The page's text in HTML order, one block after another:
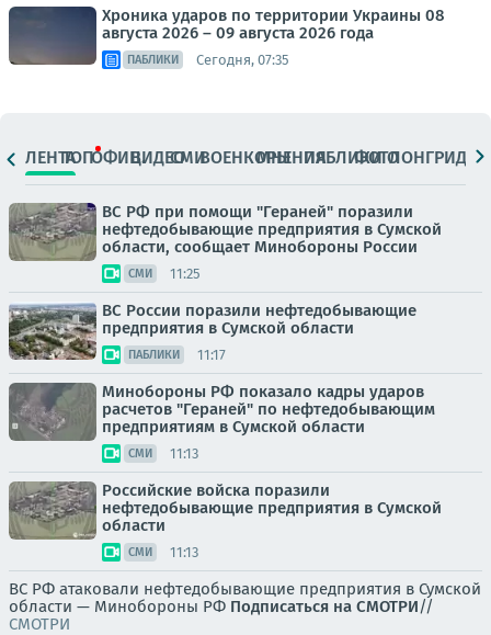
Хроника ударов по территории Украины 08
августа 2026 – 09 августа 2026 года
ПАБЛИКИ Сегодня, 07:35
ЛЕНТАТОПОФИЦ.ВИДЕОСМИВОЕНКОРЫМНЕНИЯПАБЛИКИ
ФОТОЛОНГРИДЫ
ВС РФ при помощи "Гераней" поразили
нефтедобывающие предприятия в Сумской
области, сообщает Минобороны России
СМИ 11:25
ВС России поразили нефтедобывающие
предприятия в Сумской области
ПАБЛИКИ 11:17
Минобороны РФ показало кадры ударов
расчетов "Гераней" по нефтедобывающим
предприятиям в Сумской области
СМИ 11:13
Российские войска поразили
нефтедобывающие предприятия в Сумской
области
СМИ 11:13
ВС РФ атаковали нефтедобывающие предприятия в Сумской
области — Минобороны РФ Подписаться на СМОТРИ//
СМОТРИ